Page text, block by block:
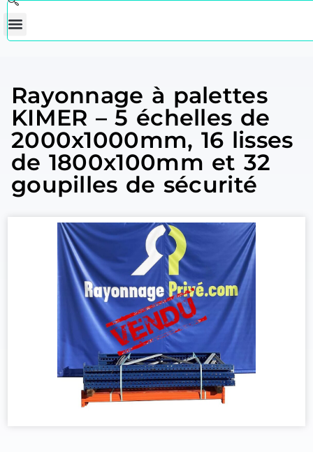
Rayonnage à palettes
KIMER – 5 échelles de
2000x1000mm, 16 lisses
de 1800x100mm et 32
goupilles de sécurité